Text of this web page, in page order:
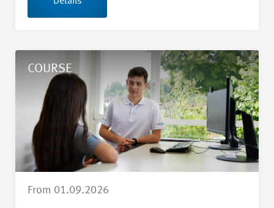
COURSE
From 01.09.2026
Details Berufsbildner/in in Lehrbetrieben - kaufmännische